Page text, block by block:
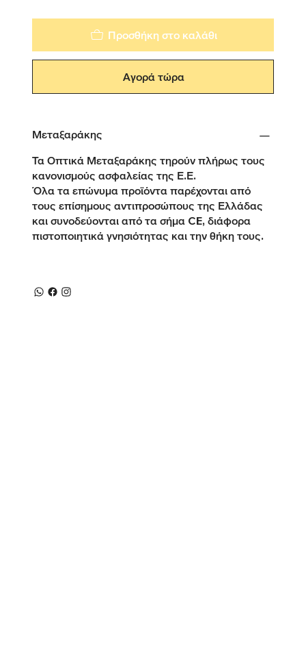
Προσθήκη στο καλάθι
Αγορά τώρα
Μεταξαράκης
Τα Οπτικά Μεταξαράκης τηρούν πλήρως τους
κανονισμούς ασφαλείας της Ε.Ε.
Όλα τα επώνυμα προϊόντα παρέχονται από
τους επίσημους αντιπροσώπους της Ελλάδας
και συνοδεύονται από τα σήμα CE, διάφορα
πιστοποιητικά γνησιότητας και την θήκη τους.